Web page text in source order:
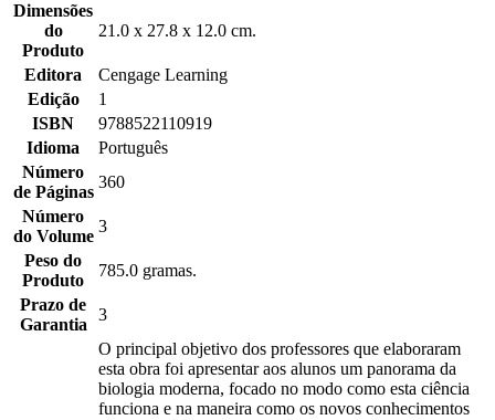
Dimensões
do
Produto
21.0 x 27.8 x 12.0 cm.
Editora
Cengage Learning
Edição
1
ISBN
9788522110919
Idioma
Português
Número
de Páginas
360
Número
do Volume
3
Peso do
Produto
785.0 gramas.
Prazo de
Garantia
3
O principal objetivo dos professores que elaboraram
esta obra foi apresentar aos alunos um panorama da
biologia moderna, focado no modo como esta ciência
funciona e na maneira como os novos conhecimentos